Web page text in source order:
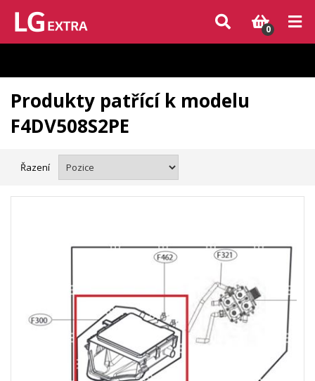
Vzhledem k aktuální situaci se může dodání dílů, které nejsou skladem,
zpozdit. Děkujeme za pochopení.
0
Produkty patřící k modelu
F4DV508S2PE
Řazení